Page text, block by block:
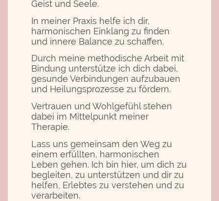
Geist und Seele.
In meiner Praxis helfe ich dir,
harmonischen Einklang zu finden
und innere Balance zu schaffen.
Durch meine methodische Arbeit mit
Bindung unterstütze ich dich dabei,
gesunde Verbindungen aufzubauen
und Heilungsprozesse zu fördern.
Vertrauen und Wohlgefühl stehen
dabei im Mittelpunkt meiner
Therapie.
Lass uns gemeinsam den Weg zu
einem erfüllten, harmonischen
Leben gehen. Ich bin hier, um dich zu
begleiten, zu unterstützen und dir zu
helfen, Erlebtes zu verstehen und zu
verarbeiten.